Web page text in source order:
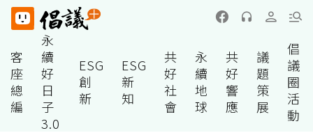
客
座
總
編
永
續
好
日
子
3.0
ESG
創
新
ESG
新
知
共
好
社
會
永
續
地
球
共
好
響
應
議
題
策
展
倡
議
圈
活
動